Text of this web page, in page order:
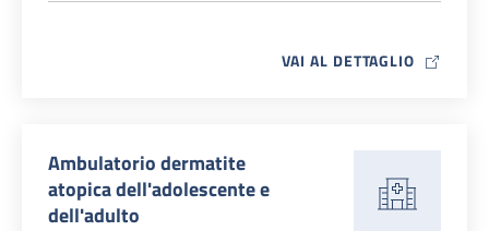
VAI AL DETTAGLIO MAP ICON
Ambulatorio dermatite
atopica dell'adolescente e
dell'adulto